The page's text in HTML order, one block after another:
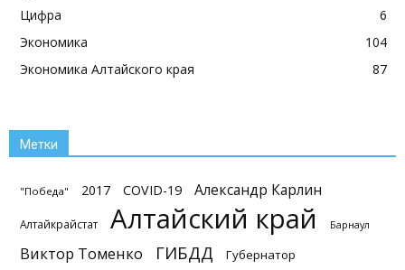
Цифра
6
Экономика
104
Экономика Алтайского края
87
Метки
"Победа" 2017 COVID-19 Александр Карлин
Алтайкрайстат Алтайский край Барнаул
Виктор Томенко ГИБДД Губернатор